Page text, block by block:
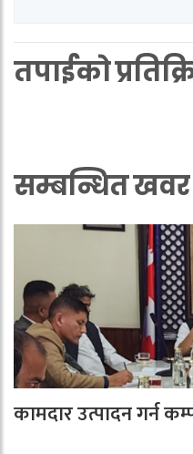
तपाईको
सम्बन्धित खवर
कामदार उत्पादन गर्न